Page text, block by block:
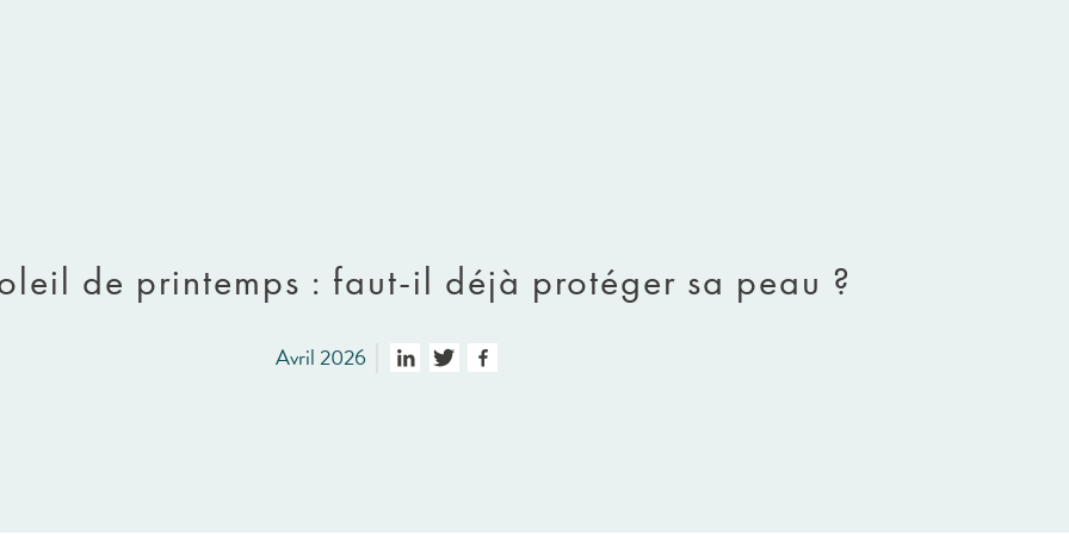
de printemps : faut-il déjà protéger sa peau ?
Avril 2026